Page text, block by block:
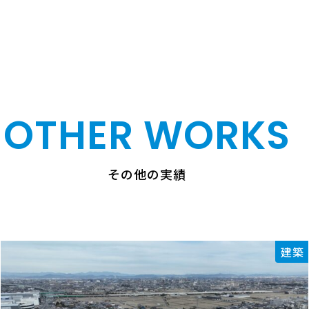
OTHER WORKS
その他の実績
建築